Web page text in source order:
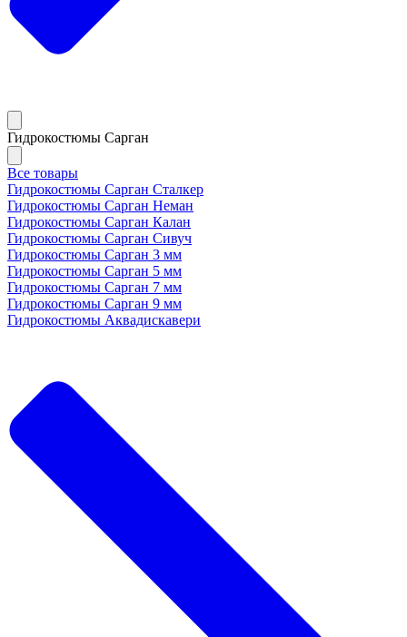
Гидрокостюмы Сарган
Все товары
Гидрокостюмы Сарган Сталкер
Гидрокостюмы Сарган Неман
Гидрокостюмы Сарган Калан
Гидрокостюмы Сарган Сивуч
Гидрокостюмы Сарган 3 мм
Гидрокостюмы Сарган 5 мм
Гидрокостюмы Сарган 7 мм
Гидрокостюмы Сарган 9 мм
Гидрокостюмы Аквадискавери